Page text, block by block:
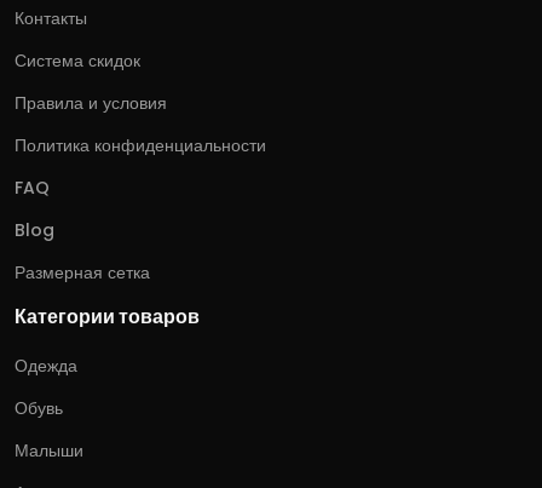
Контакты
Система скидок
Правила и условия
Политика конфиденциальности
FAQ
Blog
Размерная сетка
Категории товаров
Одежда
Обувь
Малыши